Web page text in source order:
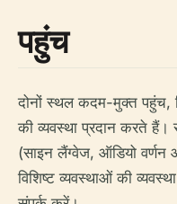
पहुंच
दोनों स्थल कदम-मुक्त पहुंच,
की व्यवस्था प्रदान करते
(साइन लैंग्वेज, ऑडियो वर्णन
विशिष्ट व्यवस्थाओं की